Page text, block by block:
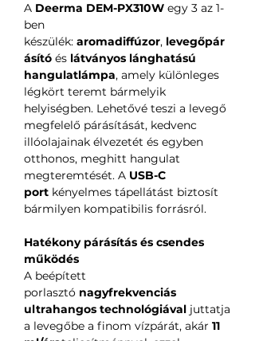
A Deerma DEM-PX310W egy 3 az 1-
ben
készülék: aromadiffúzor, levegőpár
ásító és látványos lánghatású
hangulatlámpa, amely különleges
légkört teremt bármelyik
helyiségben. Lehetővé teszi a levegő
megfelelő párásítását, kedvenc
illóolajainak élvezetét és egyben
otthonos, meghitt hangulat
megteremtését. A USB-C
port kényelmes tápellátást biztosít
bármilyen kompatibilis forrásról.
Hatékony párásítás és csendes
működés
A beépített
porlasztó nagyfrekvenciás
ultrahangos technológiával juttatja
a levegőbe a finom vízpárát, akár 11